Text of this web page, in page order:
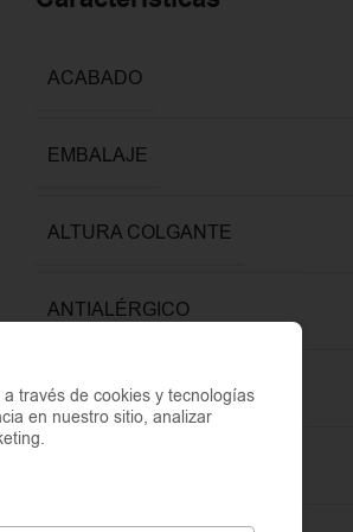
ACABADO
EMBALAJE
ALTURA COLGANTE
ANTIALÉRGICO
COLOR
través de cookies y tecnologías
en nuestro sitio, analizar